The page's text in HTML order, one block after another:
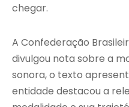
chegar.
A Confederação
divulgou nota sobre a
sonora, o texto
entidade destacou a